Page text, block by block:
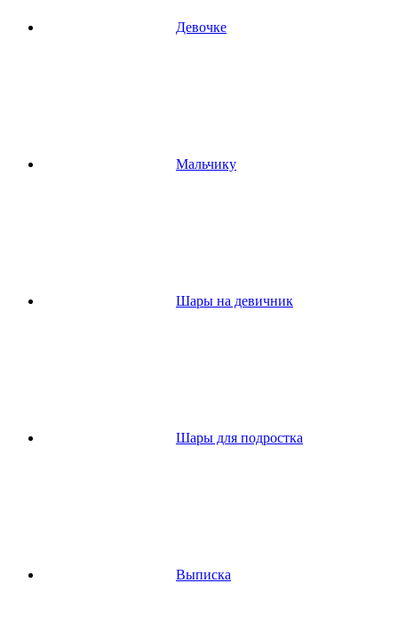
Девочке
Мальчику
Шары на девичник
Шары для подростка
Выписка